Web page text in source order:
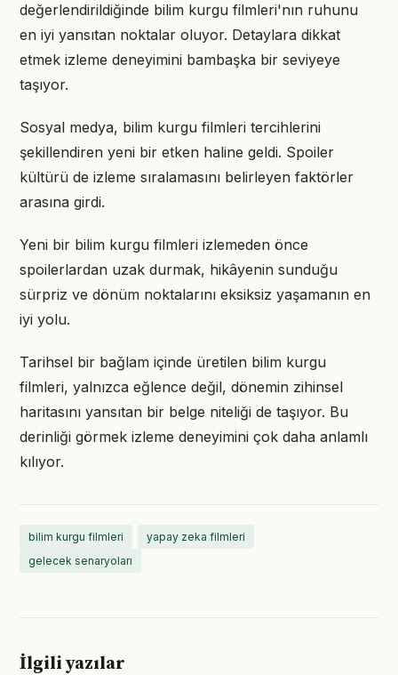
değerlendirildiğinde bilim kurgu filmleri'nın ruhunu
en iyi yansıtan noktalar oluyor. Detaylara dikkat
etmek izleme deneyimini bambaşka bir seviyeye
taşıyor.
Sosyal medya, bilim kurgu filmleri tercihlerini
şekillendiren yeni bir etken haline geldi. Spoiler
kültürü de izleme sıralamasını belirleyen faktörler
arasına girdi.
Yeni bir bilim kurgu filmleri izlemeden önce
spoilerlardan uzak durmak, hikâyenin sunduğu
sürpriz ve dönüm noktalarını eksiksiz yaşamanın en
iyi yolu.
Tarihsel bir bağlam içinde üretilen bilim kurgu
filmleri, yalnızca eğlence değil, dönemin zihinsel
haritasını yansıtan bir belge niteliği de taşıyor. Bu
derinliği görmek izleme deneyimini çok daha anlamlı
kılıyor.
bilim kurgu filmleri
yapay zeka filmleri
gelecek senaryoları
İlgili yazılar